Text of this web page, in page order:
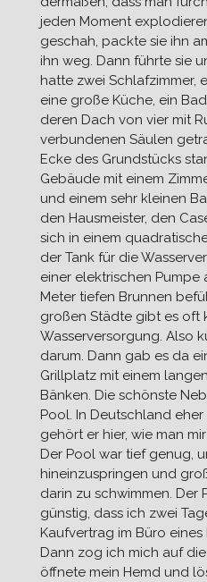
jeden Moment
geschah, packte sie ihn
ihn weg. Dann führte sie
hatte zwei Schlafzimmer,
eine große Küche, ein
deren Dach von vier mit
verbundenen Säulen
Ecke des Grundstücks
Gebäude mit einem
und einem sehr kleinen
den Hausmeister, den
sich in einem
der Tank für die
einer elektrischen Pumpe
Meter tiefen Brunnen
großen Städte gibt es oft
Wasserversorgung. Also
darum. Dann gab es da
Grillplatz mit einem
Bänken. Die schönste
Pool. In Deutschland
gehört er hier, wie man
Der Pool war tief genug,
hineinzuspringen und
darin zu schwimmen. Der
günstig, dass ich zwei
Kaufvertrag im Büro
Dann zog ich mich auf
öffnete mein Hemd und